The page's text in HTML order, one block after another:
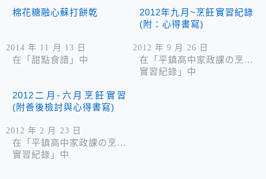
棉花糖融心蘇打餅乾
2014 年 11 月 13 日
在「甜點食譜」中
2012年九月~烹飪實習紀錄
(附：心得書寫)
2012 年 9 月 26 日
在「平鎮高中家政課の烹飪
實習紀錄」中
2012二月-六月烹飪實習
(附善後檢討與心得書寫)
2012 年 2 月 23 日
在「平鎮高中家政課の烹飪
實習紀錄」中